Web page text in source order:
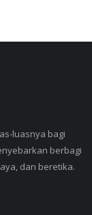
luasnya bagi
berbagi
dan beretika.